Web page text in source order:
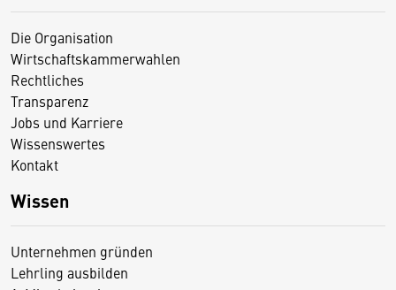
Die Organisation
Wirtschaftskammerwahlen
Rechtliches
Transparenz
Jobs und Karriere
Wissenswertes
Kontakt
Wissen
Unternehmen gründen
Lehrling ausbilden